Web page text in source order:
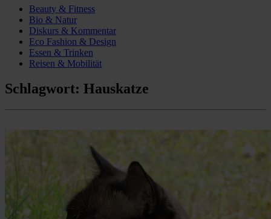
Beauty & Fitness
Bio & Natur
Diskurs & Kommentar
Eco Fashion & Design
Essen & Trinken
Reisen & Mobilität
Schlagwort: Hauskatze